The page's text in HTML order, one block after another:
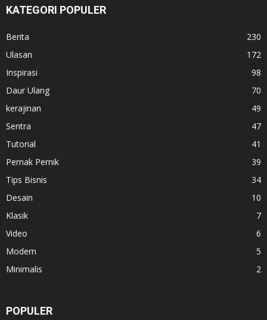
KATEGORI POPULER
Berita
230
Ulasan
172
Inspirasi
98
Daur Ulang
70
kerajinan
49
Sentra
47
Tutorial
41
Pernak Pernik
39
Tips Bisnis
34
Desain
10
Klasik
7
Video
6
Modern
5
Minimalis
2
POPULER